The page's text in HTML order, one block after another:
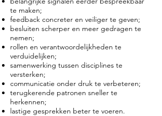
te maken;
feedback concreter en veiliger te geven;
besluiten scherper en meer gedragen te
nemen;
rollen en verantwoordelijkheden te
verduidelijken;
samenwerking tussen disciplines te
versterken;
communicatie onder druk te verbeteren;
terugkerende patronen sneller te
herkennen;
lastige gesprekken beter te voeren.